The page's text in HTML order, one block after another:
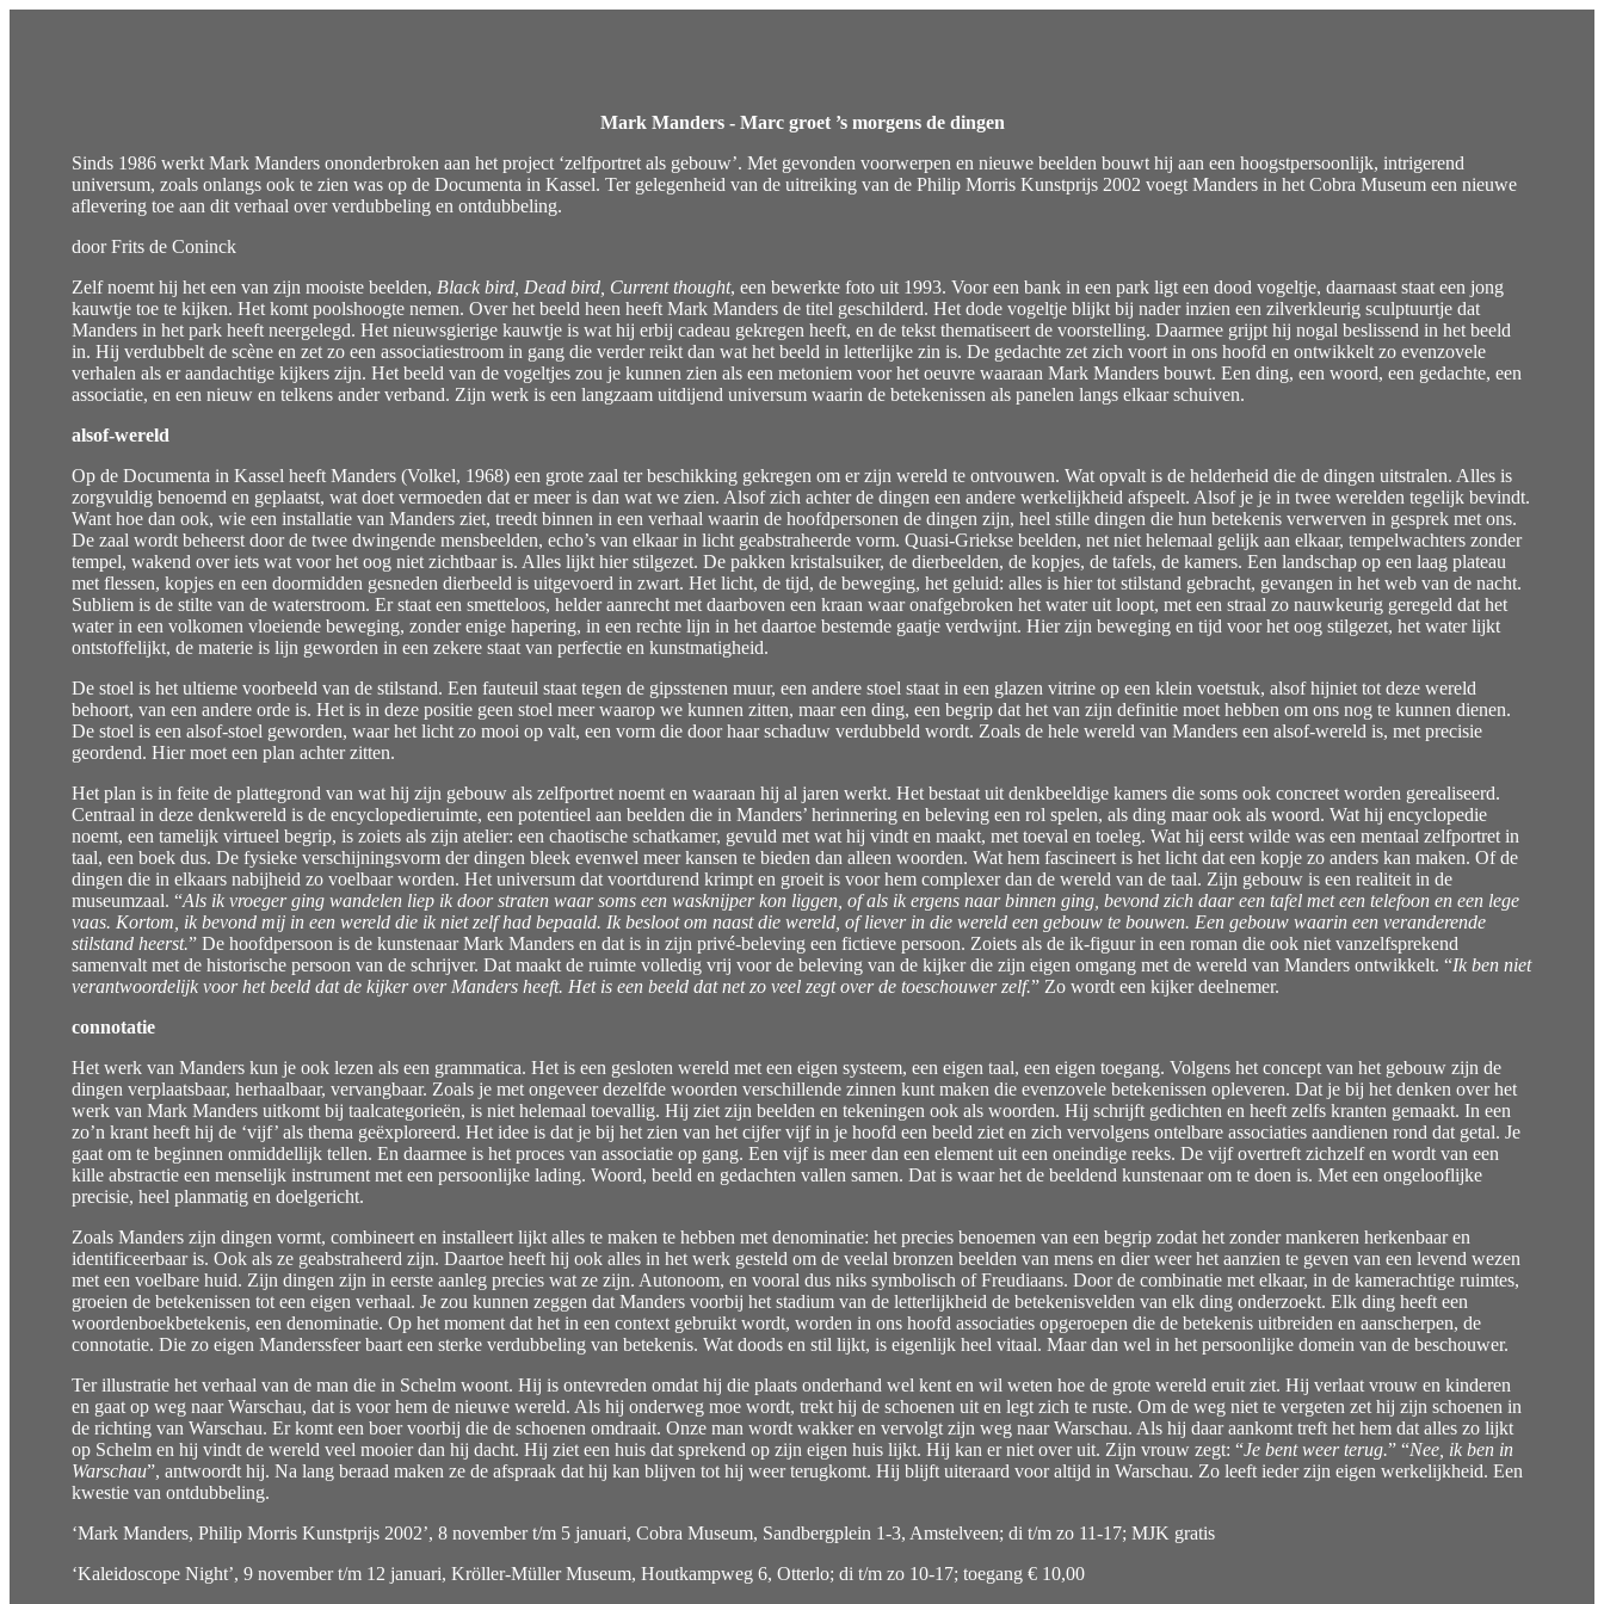
Mark Manders - Marc groet ’s morgens de dingen
Sinds 1986 werkt Mark Manders ononderbroken aan het project ‘zelfportret als gebouw’. Met gevonden voorwerpen en nieuwe beelden bouwt hij aan een hoogstpersoonlijk, intrigerend
universum, zoals onlangs ook te zien was op de Documenta in Kassel. Ter gelegenheid van de uitreiking van de Philip Morris Kunstprijs 2002 voegt Manders in het Cobra Museum een nieuwe
aflevering toe aan dit verhaal over verdubbeling en ontdubbeling.
door Frits de Coninck
Zelf noemt hij het een van zijn mooiste beelden, Black bird, Dead bird, Current thought, een bewerkte foto uit 1993. Voor een bank in een park ligt een dood vogeltje, daarnaast staat een jong
kauwtje toe te kijken. Het komt poolshoogte nemen. Over het beeld heen heeft Mark Manders de titel geschilderd. Het dode vogeltje blijkt bij nader inzien een zilverkleurig sculptuurtje dat
Manders in het park heeft neergelegd. Het nieuwsgierige kauwtje is wat hij erbij cadeau gekregen heeft, en de tekst thematiseert de voorstelling. Daarmee grijpt hij nogal beslissend in het beeld
in. Hij verdubbelt de scène en zet zo een associatiestroom in gang die verder reikt dan wat het beeld in letterlijke zin is. De gedachte zet zich voort in ons hoofd en ontwikkelt zo evenzovele
verhalen als er aandachtige kijkers zijn. Het beeld van de vogeltjes zou je kunnen zien als een metoniem voor het oeuvre waaraan Mark Manders bouwt. Een ding, een woord, een gedachte, een
associatie, en een nieuw en telkens ander verband. Zijn werk is een langzaam uitdijend universum waarin de betekenissen als panelen langs elkaar schuiven.
alsof-wereld
Op de Documenta in Kassel heeft Manders (Volkel, 1968) een grote zaal ter beschikking gekregen om er zijn wereld te ontvouwen. Wat opvalt is de helderheid die de dingen uitstralen. Alles is
zorgvuldig benoemd en geplaatst, wat doet vermoeden dat er meer is dan wat we zien. Alsof zich achter de dingen een andere werkelijkheid afspeelt. Alsof je je in twee werelden tegelijk bevindt.
Want hoe dan ook, wie een installatie van Manders ziet, treedt binnen in een verhaal waarin de hoofdpersonen de dingen zijn, heel stille dingen die hun betekenis verwerven in gesprek met ons.
De zaal wordt beheerst door de twee dwingende mensbeelden, echo’s van elkaar in licht geabstraheerde vorm. Quasi-Griekse beelden, net niet helemaal gelijk aan elkaar, tempelwachters zonder
tempel, wakend over iets wat voor het oog niet zichtbaar is. Alles lijkt hier stilgezet. De pakken kristalsuiker, de dierbeelden, de kopjes, de tafels, de kamers. Een landschap op een laag plateau
met flessen, kopjes en een doormidden gesneden dierbeeld is uitgevoerd in zwart. Het licht, de tijd, de beweging, het geluid: alles is hier tot stilstand gebracht, gevangen in het web van de nacht.
Subliem is de stilte van de waterstroom. Er staat een smetteloos, helder aanrecht met daarboven een kraan waar onafgebroken het water uit loopt, met een straal zo nauwkeurig geregeld dat het
water in een volkomen vloeiende beweging, zonder enige hapering, in een rechte lijn in het daartoe bestemde gaatje verdwijnt. Hier zijn beweging en tijd voor het oog stilgezet, het water lijkt
ontstoffelijkt, de materie is lijn geworden in een zekere staat van perfectie en kunstmatigheid.
De stoel is het ultieme voorbeeld van de stilstand. Een fauteuil staat tegen de gipsstenen muur, een andere stoel staat in een glazen vitrine op een klein voetstuk, alsof hijniet tot deze wereld
behoort, van een andere orde is. Het is in deze positie geen stoel meer waarop we kunnen zitten, maar een ding, een begrip dat het van zijn definitie moet hebben om ons nog te kunnen dienen.
De stoel is een alsof-stoel geworden, waar het licht zo mooi op valt, een vorm die door haar schaduw verdubbeld wordt. Zoals de hele wereld van Manders een alsof-wereld is, met precisie
geordend. Hier moet een plan achter zitten.
Het plan is in feite de plattegrond van wat hij zijn gebouw als zelfportret noemt en waaraan hij al jaren werkt. Het bestaat uit denkbeeldige kamers die soms ook concreet worden gerealiseerd.
Centraal in deze denkwereld is de encyclopedieruimte, een potentieel aan beelden die in Manders’ herinnering en beleving een rol spelen, als ding maar ook als woord. Wat hij encyclopedie
noemt, een tamelijk virtueel begrip, is zoiets als zijn atelier: een chaotische schatkamer, gevuld met wat hij vindt en maakt, met toeval en toeleg. Wat hij eerst wilde was een mentaal zelfportret in
taal, een boek dus. De fysieke verschijningsvorm der dingen bleek evenwel meer kansen te bieden dan alleen woorden. Wat hem fascineert is het licht dat een kopje zo anders kan maken. Of de
dingen die in elkaars nabijheid zo voelbaar worden. Het universum dat voortdurend krimpt en groeit is voor hem complexer dan de wereld van de taal. Zijn gebouw is een realiteit in de
museumzaal. “Als ik vroeger ging wandelen liep ik door straten waar soms een wasknijper kon liggen, of als ik ergens naar binnen ging, bevond zich daar een tafel met een telefoon en een lege
vaas. Kortom, ik bevond mij in een wereld die ik niet zelf had bepaald. Ik besloot om naast die wereld, of liever in die wereld een gebouw te bouwen. Een gebouw waarin een veranderende
stilstand heerst.” De hoofdpersoon is de kunstenaar Mark Manders en dat is in zijn privé-beleving een fictieve persoon. Zoiets als de ik-figuur in een roman die ook niet vanzelfsprekend
samenvalt met de historische persoon van de schrijver. Dat maakt de ruimte volledig vrij voor de beleving van de kijker die zijn eigen omgang met de wereld van Manders ontwikkelt. “Ik ben niet
verantwoordelijk voor het beeld dat de kijker over Manders heeft. Het is een beeld dat net zo veel zegt over de toeschouwer zelf.” Zo wordt een kijker deelnemer.
connotatie
Het werk van Manders kun je ook lezen als een grammatica. Het is een gesloten wereld met een eigen systeem, een eigen taal, een eigen toegang. Volgens het concept van het gebouw zijn de
dingen verplaatsbaar, herhaalbaar, vervangbaar. Zoals je met ongeveer dezelfde woorden verschillende zinnen kunt maken die evenzovele betekenissen opleveren. Dat je bij het denken over het
werk van Mark Manders uitkomt bij taalcategorieën, is niet helemaal toevallig. Hij ziet zijn beelden en tekeningen ook als woorden. Hij schrijft gedichten en heeft zelfs kranten gemaakt. In een
zo’n krant heeft hij de ‘vijf’ als thema geëxploreerd. Het idee is dat je bij het zien van het cijfer vijf in je hoofd een beeld ziet en zich vervolgens ontelbare associaties aandienen rond dat getal. Je
gaat om te beginnen onmiddellijk tellen. En daarmee is het proces van associatie op gang. Een vijf is meer dan een element uit een oneindige reeks. De vijf overtreft zichzelf en wordt van een
kille abstractie een menselijk instrument met een persoonlijke lading. Woord, beeld en gedachten vallen samen. Dat is waar het de beeldend kunstenaar om te doen is. Met een ongelooflijke
precisie, heel planmatig en doelgericht.
Zoals Manders zijn dingen vormt, combineert en installeert lijkt alles te maken te hebben met denominatie: het precies benoemen van een begrip zodat het zonder mankeren herkenbaar en
identificeerbaar is. Ook als ze geabstraheerd zijn. Daartoe heeft hij ook alles in het werk gesteld om de veelal bronzen beelden van mens en dier weer het aanzien te geven van een levend wezen
met een voelbare huid. Zijn dingen zijn in eerste aanleg precies wat ze zijn. Autonoom, en vooral dus niks symbolisch of Freudiaans. Door de combinatie met elkaar, in de kamerachtige ruimtes,
groeien de betekenissen tot een eigen verhaal. Je zou kunnen zeggen dat Manders voorbij het stadium van de letterlijkheid de betekenisvelden van elk ding onderzoekt. Elk ding heeft een
woordenboekbetekenis, een denominatie. Op het moment dat het in een context gebruikt wordt, worden in ons hoofd associaties opgeroepen die de betekenis uitbreiden en aanscherpen, de
connotatie. Die zo eigen Manderssfeer baart een sterke verdubbeling van betekenis. Wat doods en stil lijkt, is eigenlijk heel vitaal. Maar dan wel in het persoonlijke domein van de beschouwer.
Ter illustratie het verhaal van de man die in Schelm woont. Hij is ontevreden omdat hij die plaats onderhand wel kent en wil weten hoe de grote wereld eruit ziet. Hij verlaat vrouw en kinderen
en gaat op weg naar Warschau, dat is voor hem de nieuwe wereld. Als hij onderweg moe wordt, trekt hij de schoenen uit en legt zich te ruste. Om de weg niet te vergeten zet hij zijn schoenen in
de richting van Warschau. Er komt een boer voorbij die de schoenen omdraait. Onze man wordt wakker en vervolgt zijn weg naar Warschau. Als hij daar aankomt treft het hem dat alles zo lijkt
op Schelm en hij vindt de wereld veel mooier dan hij dacht. Hij ziet een huis dat sprekend op zijn eigen huis lijkt. Hij kan er niet over uit. Zijn vrouw zegt: “Je bent weer terug.” “Nee, ik ben in
Warschau”, antwoordt hij. Na lang beraad maken ze de afspraak dat hij kan blijven tot hij weer terugkomt. Hij blijft uiteraard voor altijd in Warschau. Zo leeft ieder zijn eigen werkelijkheid. Een
kwestie van ontdubbeling.
‘Mark Manders, Philip Morris Kunstprijs 2002’, 8 november t/m 5 januari, Cobra Museum, Sandbergplein 1-3, Amstelveen; di t/m zo 11-17; MJK gratis
‘Kaleidoscope Night’, 9 november t/m 12 januari, Kröller-Müller Museum, Houtkampweg 6, Otterlo; di t/m zo 10-17; toegang € 10,00